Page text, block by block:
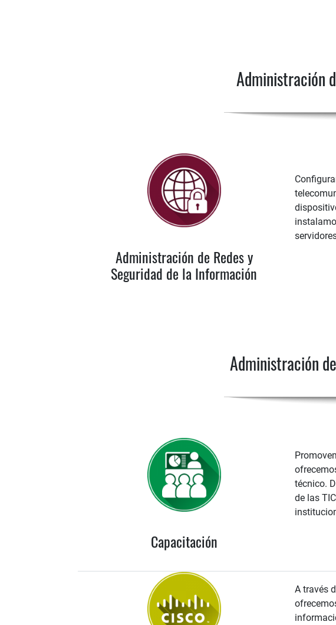
Administración
Administración de Redes y
Seguridad de la Información
Administración
Capacitación
técnico.
de las
A través